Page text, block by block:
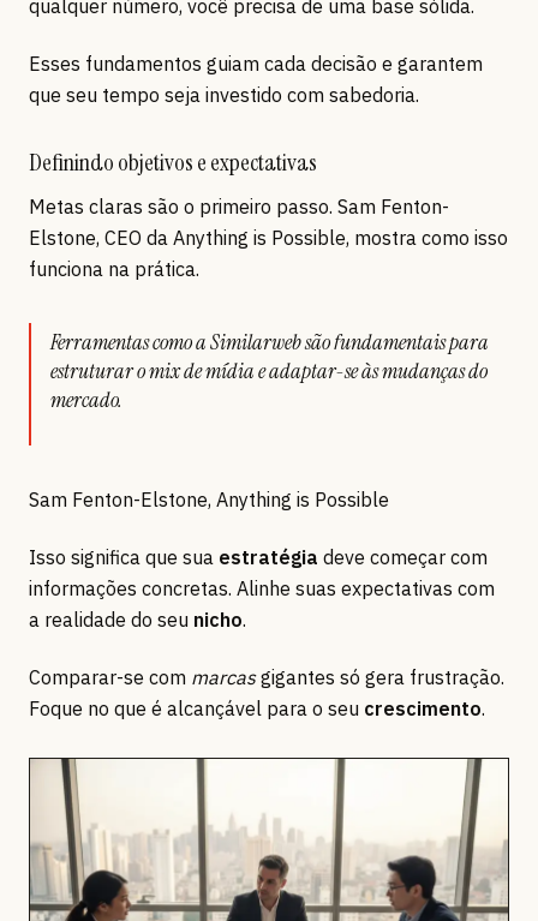
qualquer número, você precisa de uma base sólida.
Esses fundamentos guiam cada decisão e garantem
que seu tempo seja investido com sabedoria.
Definindo objetivos e expectativas
Metas claras são o primeiro passo. Sam Fenton-
Elstone, CEO da Anything is Possible, mostra como isso
funciona na prática.
Ferramentas como a Similarweb são fundamentais para
estruturar o mix de mídia e adaptar-se às mudanças do
mercado.
Sam Fenton-Elstone, Anything is Possible
Isso significa que sua estratégia deve começar com
informações concretas. Alinhe suas expectativas com
a realidade do seu nicho.
Comparar-se com marcasgigantes só gera frustração.
Foque no que é alcançável para o seu crescimento.